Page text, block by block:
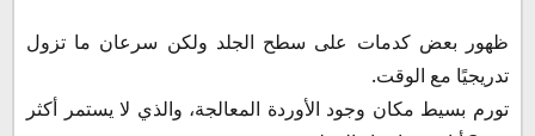
ظهور بعض كدمات على سطح الجلد ولكن سرعان ما تزول
تدريجيًا مع الوقت.
تورم بسيط مكان وجود الأوردة المعالجة، والذي لا يستمر أكثر